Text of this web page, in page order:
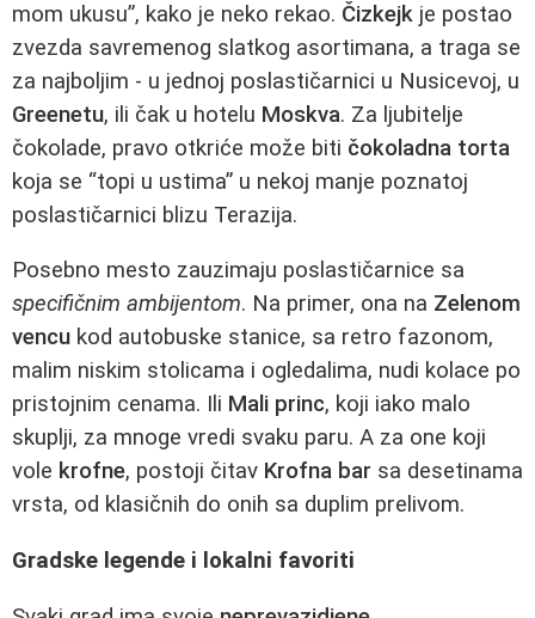
mom ukusu”, kako je neko rekao. Čizkejk je postao
zvezda savremenog slatkog asortimana, a traga se
za najboljim - u jednoj poslastičarnici u Nusicevoj, u
Greenetu, ili čak u hotelu Moskva. Za ljubitelje
čokolade, pravo otkriće može biti čokoladna torta
koja se “topi u ustima” u nekoj manje poznatoj
poslastičarnici blizu Terazija.
Posebno mesto zauzimaju poslastičarnice sa
specifičnim ambijentom. Na primer, ona na Zelenom
vencu kod autobuske stanice, sa retro fazonom,
malim niskim stolicama i ogledalima, nudi kolace po
pristojnim cenama. Ili Mali princ, koji iako malo
skuplji, za mnoge vredi svaku paru. A za one koji
vole krofne, postoji čitav Krofna bar sa desetinama
vrsta, od klasičnih do onih sa duplim prelivom.
Gradske legende i lokalni favoriti